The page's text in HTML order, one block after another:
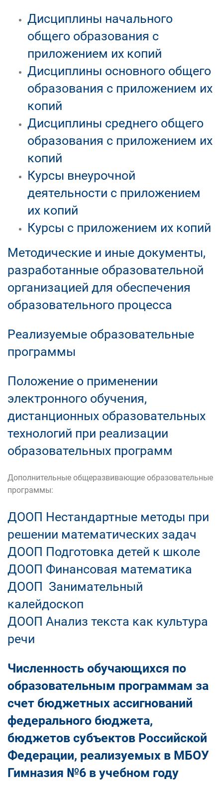
Дисциплины начального
общего образования с
приложением их копий
Дисциплины основного общего
образования с приложением их
копий
Дисциплины среднего общего
образования с приложением их
копий
Курсы внеурочной
деятельности с приложением
их копий
Курсы с приложением их копий
Методические и иные документы,
разработанные образовательной
организацией для обеспечения
образовательного процесса
Реализуемые образовательные
программы
Положение о применении
электронного обучения,
дистанционных образовательных
технологий при реализации
образовательных программ
Дополнительные общеразвивающие образовательные
программы:
ДООП Нестандартные методы при
решении математических задач
ДООП Подготовка детей к школе
ДООП Финансовая математика
ДООП Занимательный
калейдоскоп
ДООП Анализ текста как культура
речи
Численность обучающихся по
образовательным программам за
счет бюджетных ассигнований
федерального бюджета,
бюджетов субъектов Российской
Федерации, реализуемых в МБОУ
Гимназия №6 в учебном году